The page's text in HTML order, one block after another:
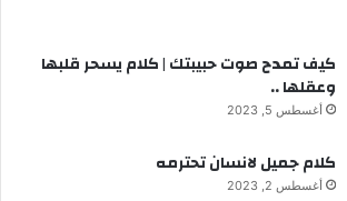
كيف تمدح صوت حبيبتك | كلام يسحر قلبها
وعقلها ..
أغسطس 5, 2023
كلام جميل لانسان تحترمه
أغسطس 2, 2023